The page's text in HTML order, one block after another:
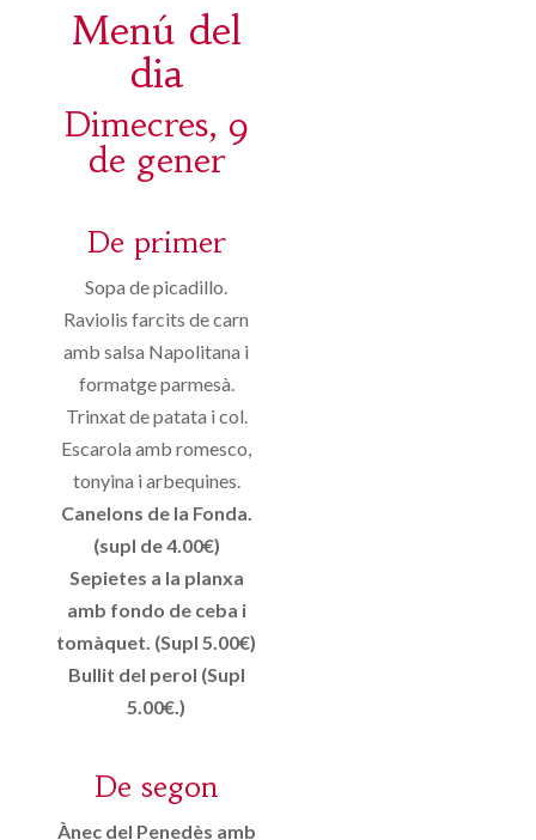
Menú del
dia
Dimecres, 9
de gener
De primer
Sopa de picadillo.
Raviolis farcits de carn
amb salsa Napolitana i
formatge parmesà.
Trinxat de patata i col.
Escarola amb romesco,
tonyina i arbequines.
Canelons de la Fonda.
(supl de 4.00€)
Sepietes a la planxa
amb fondo de ceba i
tomàquet. (Supl 5.00€)
Bullit del perol (Supl
5.00€.)
De segon
Ànec del Penedès amb